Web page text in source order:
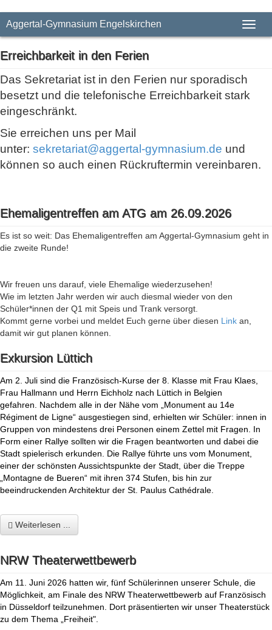
Aggertal-Gymnasium Engelskirchen
Erreichbarkeit in den Ferien
Das Sekretariat ist in den Ferien nur sporadisch
besetzt und die telefonische Erreichbarkeit stark
eingeschränkt.
Sie erreichen uns per Mail
unter: sekretariat@aggertal-gymnasium.de und
können so auch einen Rückruftermin vereinbaren.
Ehemaligentreffen am ATG am 26.09.2026
Es ist so weit: Das Ehemaligentreffen am Aggertal-Gymnasium geht in
die zweite Runde!
Wir freuen uns darauf, viele Ehemalige wiederzusehen!
Wie im letzten Jahr werden wir auch diesmal wieder von den
Schüler*innen der Q1 mit Speis und Trank versorgt.
Kommt gerne vorbei und meldet Euch gerne über diesen Link an,
damit wir gut planen können.
Exkursion Lüttich
Am 2. Juli sind die Französisch-Kurse der 8. Klasse mit Frau Klaes,
Frau Hallmann und Herrn Eichholz nach Lüttich in Belgien
gefahren. Nachdem alle in der Nähe vom „Monument au 14e
Régiment de Ligne“ ausgestiegen sind, erhielten wir Schüler: innen in
Gruppen von mindestens drei Personen einem Zettel mit Fragen. In
Form einer Rallye sollten wir die Fragen beantworten und dabei die
Stadt spielerisch erkunden. Die Rallye führte uns vom Monument,
einer der schönsten Aussichtspunkte der Stadt, über die Treppe
„Montagne de Bueren“ mit ihren 374 Stufen, bis hin zur
beeindruckenden Architektur der St. Paulus Cathédrale.
Weiterlesen ...
NRW Theaterwettbewerb
Am 11. Juni 2026 hatten wir, fünf Schülerinnen unserer Schule, die
Möglichkeit, am Finale des NRW Theaterwettbewerb auf Französisch
in Düsseldorf teilzunehmen. Dort präsentierten wir unser Theaterstück
zu dem Thema „Freiheit".